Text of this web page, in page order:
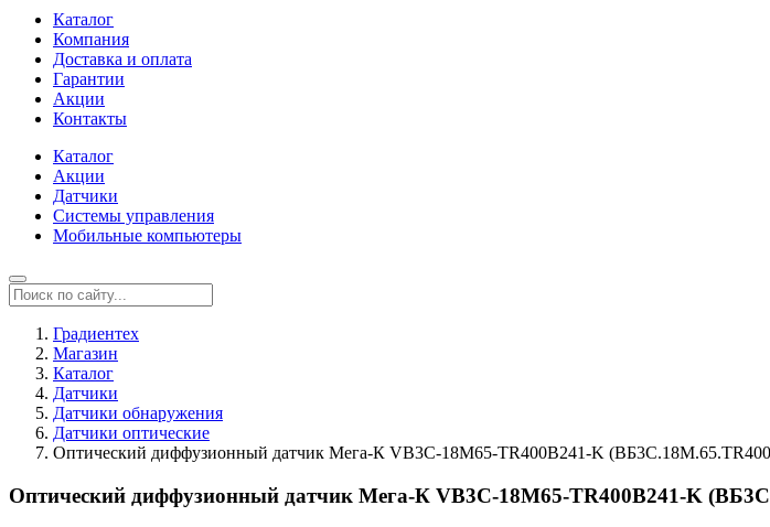
Каталог
Компания
Доставка и оплата
Гарантии
Акции
Контакты
Каталог
Акции
Датчики
Системы управления
Мобильные компьютеры
Градиентех
Магазин
Каталог
Датчики
Датчики обнаружения
Датчики оптические
Оптический диффузионный датчик Мега-К VB3C-18M65-TR400B241-K
Оптический диффузионный датчик Мега-К VB3C-18M65-TR400B241-K